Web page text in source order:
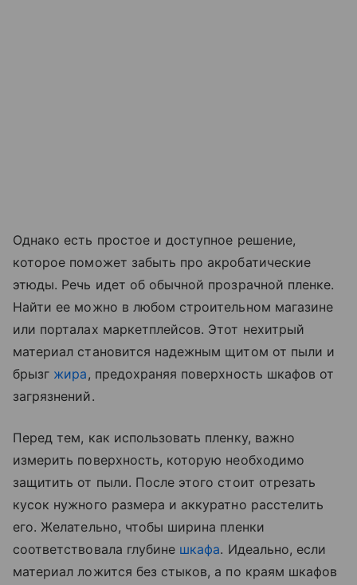
Однако есть простое и доступное решение,
которое поможет забыть про акробатические
этюды. Речь идет об обычной прозрачной пленке.
Найти ее можно в любом строительном магазине
или порталах маркетплейсов. Этот нехитрый
материал становится надежным щитом от пыли и
брызг жира , предохраняя поверхность шкафов от
загрязнений.
Перед тем, как использовать пленку, важно
измерить поверхность, которую необходимо
защитить от пыли. После этого стоит отрезать
кусок нужного размера и аккуратно расстелить
его. Желательно, чтобы ширина пленки
соответствовала глубине шкафа. Идеально, если
материал ложится без стыков, а по краям шкафов